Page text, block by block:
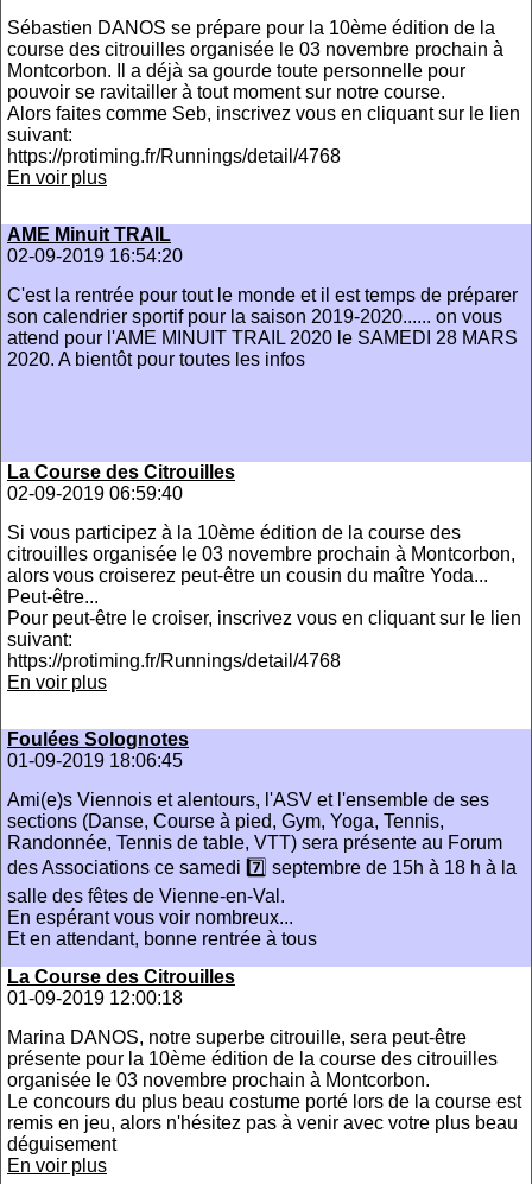
Sébastien DANOS se prépare pour la 10ème édition de la
course des citrouilles organisée le 03 novembre prochain à
Montcorbon. Il a déjà sa gourde toute personnelle pour
pouvoir se ravitailler à tout moment sur notre course.
Alors faites comme Seb, inscrivez vous en cliquant sur le lien
suivant:
https://protiming.fr/Runnings/detail/4768
En voir plus
AME Minuit TRAIL
02-09-2019 16:54:20
C'est la rentrée pour tout le monde et il est temps de préparer
son calendrier sportif pour la saison 2019-2020...... on vous
attend pour l'AME MINUIT TRAIL 2020 le SAMEDI 28 MARS
2020. A bientôt pour toutes les infos
La Course des Citrouilles
02-09-2019 06:59:40
Si vous participez à la 10ème édition de la course des
citrouilles organisée le 03 novembre prochain à Montcorbon,
alors vous croiserez peut-être un cousin du maître Yoda...
Peut-être...
Pour peut-être le croiser, inscrivez vous en cliquant sur le lien
suivant:
https://protiming.fr/Runnings/detail/4768
En voir plus
Foulées Solognotes
01-09-2019 18:06:45
Ami(e)s Viennois et alentours, l'ASV et l'ensemble de ses
sections (Danse, Course à pied, Gym, Yoga, Tennis,
Randonnée, Tennis de table, VTT) sera présente au Forum
des Associations ce samedi 7️⃣ septembre de 15h à 18 h à la
salle des fêtes de Vienne-en-Val.
En espérant vous voir nombreux...
Et en attendant, bonne rentrée à tous
La Course des Citrouilles
01-09-2019 12:00:18
Marina DANOS, notre superbe citrouille, sera peut-être
présente pour la 10ème édition de la course des citrouilles
organisée le 03 novembre prochain à Montcorbon.
Le concours du plus beau costume porté lors de la course est
remis en jeu, alors n'hésitez pas à venir avec votre plus beau
déguisement
En voir plus